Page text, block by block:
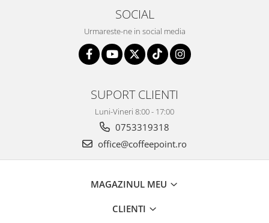
SOCIAL
Urmareste-ne in social media
SUPORT CLIENTI
Luni-Vineri 8:00 - 17:00
0753319318
office@coffeepoint.ro
MAGAZINUL MEU
CLIENTI